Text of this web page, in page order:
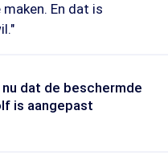
En dat is
dat de beschermde
is aangepast